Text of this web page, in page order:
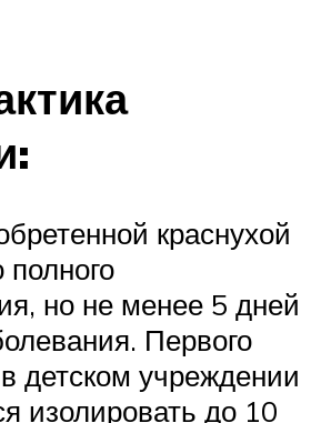
краснухой
но не менее 5 дней
Первого
детском учреждении
изолировать до 10